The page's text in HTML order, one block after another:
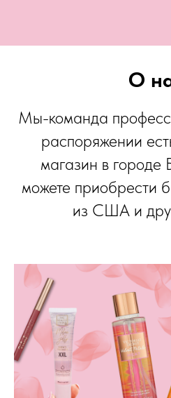
О
Мы-команда
распоряжении
магазин в городе
можете приобрести
из США и